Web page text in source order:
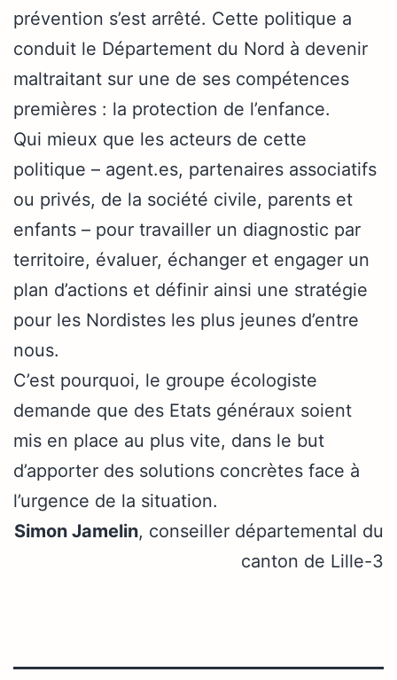
prévention s’est arrêté. Cette politique a
conduit le Département du Nord à devenir
maltraitant sur une de ses compétences
premières : la protection de l’enfance.
Qui mieux que les acteurs de cette
politique – agent.es, partenaires associatifs
ou privés, de la société civile, parents et
enfants – pour travailler un diagnostic par
territoire, évaluer, échanger et engager un
plan d’actions et définir ainsi une stratégie
pour les Nordistes les plus jeunes d’entre
nous.
C’est pourquoi, le groupe écologiste
demande que des Etats généraux soient
mis en place au plus vite, dans le but
d’apporter des solutions concrètes face à
l’urgence de la situation.
Simon Jamelin, conseiller départemental du
canton de Lille-3